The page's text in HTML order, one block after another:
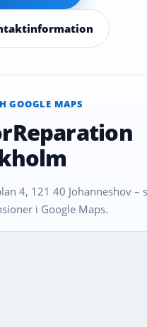
GOOGLE MAPS
4, 121 40 Johanneshov –
i Google Maps.